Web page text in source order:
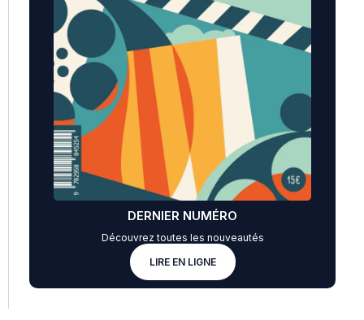
DERNIER NUMÉRO
Découvrez toutes les nouveautés
LIRE EN LIGNE